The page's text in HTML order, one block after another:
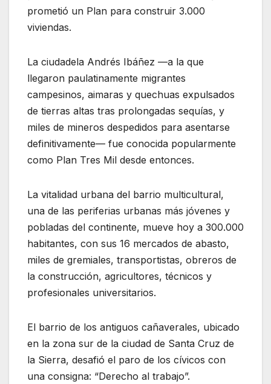
prometió un Plan para construir 3.000
viviendas.
La ciudadela Andrés Ibáñez —a la que
llegaron paulatinamente migrantes
campesinos, aimaras y quechuas expulsados
de tierras altas tras prolongadas sequías, y
miles de mineros despedidos para asentarse
definitivamente— fue conocida popularmente
como Plan Tres Mil desde entonces.
La vitalidad urbana del barrio multicultural,
una de las periferias urbanas más jóvenes y
pobladas del continente, mueve hoy a 300.000
habitantes, con sus 16 mercados de abasto,
miles de gremiales, transportistas, obreros de
la construcción, agricultores, técnicos y
profesionales universitarios.
El barrio de los antiguos cañaverales, ubicado
en la zona sur de la ciudad de Santa Cruz de
la Sierra, desafió el paro de los cívicos con
una consigna: “Derecho al trabajo”.